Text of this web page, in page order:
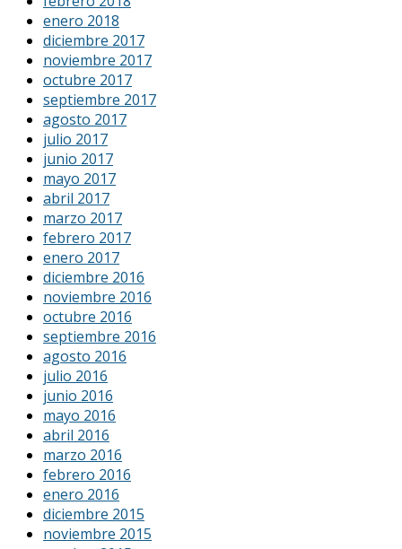
enero 2018
diciembre 2017
noviembre 2017
octubre 2017
septiembre 2017
agosto 2017
julio 2017
junio 2017
mayo 2017
abril 2017
marzo 2017
febrero 2017
enero 2017
diciembre 2016
noviembre 2016
octubre 2016
septiembre 2016
agosto 2016
julio 2016
junio 2016
mayo 2016
abril 2016
marzo 2016
febrero 2016
enero 2016
diciembre 2015
noviembre 2015